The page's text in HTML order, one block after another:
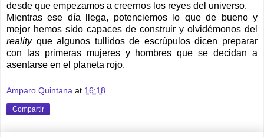
desde que empezamos a creernos los reyes del universo.
Mientras ese día llega, potenciemos lo que de bueno y
mejor hemos sido capaces de construir y olvidémonos del
realityque algunos tullidos de escrúpulos dicen preparar
con las primeras mujeres y hombres que se decidan a
asentarse en el planeta rojo.
Amparo Quintana at 16:18
Compartir